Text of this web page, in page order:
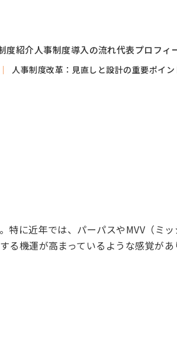
度紹介人事制度導入の流れ代表プロフィ
人事制度改革：見直しと設計の重要ポイン
に近年では、パーパスやMVV（ミ
機運が高まっているような感覚があ